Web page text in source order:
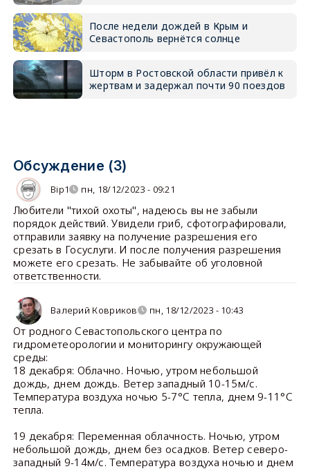
После недели дождей в Крым и
Севастополь вернётся солнце
Шторм в Ростовской области привёл к
жертвам и задержал почти 90 поездов
Обсуждение (3)
Bip1 пн, 18/12/2023 - 09:21
Любители "тихой охоты", надеюсь вы не забыли
порядок действий. Увидели гриб, сфотографировали,
отправили заявку на получение разрешения его
срезать в Госуслуги. И после получения разрешения
можете его срезать. Не забывайте об уголовной
ответственности.
Валерий Ковриков пн, 18/12/2023 - 10:43
От родного Севастопольского центра по
гидрометеорологии и мониторингу окружающей
среды:
18 декабря: Облачно. Ночью, утром небольшой
дождь, днем дождь. Ветер западный 10-15м/с.
Температура воздуха ночью 5-7°С тепла, днем 9-11°С
тепла.
19 декабря: Переменная облачность. Ночью, утром
небольшой дождь, днем без осадков. Ветер северо-
западный 9-14м/с. Температура воздуха ночью и днем